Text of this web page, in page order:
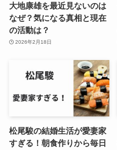
大地康雄を最近見ないのは
なぜ？気になる真相と現在
の活動は？
2026年2月18日
松尾駿の結婚生活が愛妻家
すぎる！朝食作りから毎日